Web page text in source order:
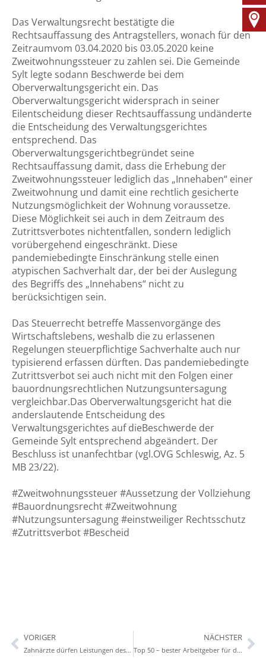
Das Verwaltungsrecht bestätigte die
Rechtsauffassung des Antragstellers, wonach für den
Zeitraumvom 03.04.2020 bis 03.05.2020 keine
Zweitwohnungssteuer zu zahlen sei. Die Gemeinde
Sylt legte sodann Beschwerde bei dem
Oberverwaltungsgericht ein. Das
Oberverwaltungsgericht widersprach in seiner
Eilentscheidung dieser Rechtsauffassung undänderte
die Entscheidung des Verwaltungsgerichtes
entsprechend. Das
Oberverwaltungsgerichtbegründet seine
Rechtsauffassung damit, dass die Erhebung der
Zweitwohnungssteuer lediglich das „Innehaben“ einer
Zweitwohnung und damit eine rechtlich gesicherte
Nutzungsmöglichkeit der Wohnung voraussetze.
Diese Möglichkeit sei auch in dem Zeitraum des
Zutrittsverbotes nichtentfallen, sondern lediglich
vorübergehend eingeschränkt. Diese
pandemiebedingte Einschränkung stelle einen
atypischen Sachverhalt dar, der bei der Auslegung
des Begriffs des „Innehabens“ nicht zu
berücksichtigen sein.
Das Steuerrecht betreffe Massenvorgänge des
Wirtschaftslebens, weshalb die zu erlassenen
Regelungen steuerpflichtige Sachverhalte auch nur
typisierend erfassen dürften. Das pandemiebedingte
Zutrittsverbot sei auch nicht mit den Folgen einer
bauordnungsrechtlichen Nutzungsuntersagung
vergleichbar.Das Oberverwaltungsgericht hat die
anderslautende Entscheidung des
Verwaltungsgerichtes auf dieBeschwerde der
Gemeinde Sylt entsprechend abgeändert. Der
Beschluss ist unanfechtbar (vgl.OVG Schleswig, Az. 5
MB 23/22).
#Zweitwohnungssteuer #Aussetzung der Vollziehung
#Bauordnungsrecht #Zweitwohnung
#Nutzungsuntersagung #einstweiliger Rechtsschutz
#Zutrittsverbot #Bescheid
VORIGER
Zahnärzte dürfen Leistungen des praxiseigenen Labors gewinnbringend abrechnen
NÄCHSTER
Top 50 – bester Arbeitgeber für das Referendariat 2023